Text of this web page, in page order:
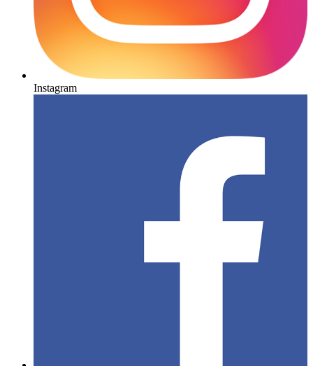
Instagram